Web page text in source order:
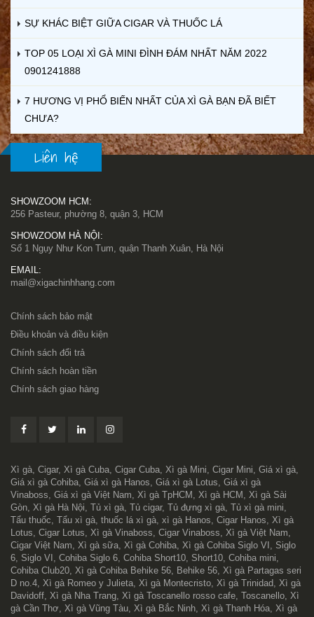
SỰ KHÁC BIỆT GIỮA CIGAR VÀ THUỐC LÁ
TOP 05 LOẠI XÌ GÀ MINI ĐÌNH ĐÁM NHẤT NĂM 2022
0901241888
7 HƯƠNG VỊ PHỔ BIẾN NHẤT CỦA XÌ GÀ BẠN ĐÃ BIẾT
CHƯA?
Liên hệ
SHOWZOOM HCM:
256 Pasteur, phường 8, quận 3, HCM
SHOWZOOM HÀ NỘI:
Số 1 Ngụy Như Kon Tum, quận Thanh Xuân, Hà Nội
EMAIL:
mail@xigachinhhang.com
Chính sách bảo mật
Điều khoản và điều kiện
Chính sách đổi trả
Chính sách hoàn tiền
Chính sách giao hàng
Xì gà, Cigar, Xì gà Cuba, Cigar Cuba, Xì gà Mini, Cigar Mini, Giá xì gà,
Giá xì gà Cohiba, Giá xì gà Hanos, Giá xì gà Lotus, Giá xì gà
Vinaboss, Giá xì gà Việt Nam, Xì gà TpHCM, Xì gà HCM, Xì gà Sài
Gòn, Xì gà Hà Nội, Tủ xì gà, Tủ cigar, Tủ đựng xì gà, Tủ xì gà mini,
Tẩu thuốc, Tẩu xì gà, thuốc lá xì gà, xì gà Hanos, Cigar Hanos, Xì gà
Lotus, Cigar Lotus, Xì gà Vinaboss, Cigar Vinaboss, Xì gà Việt Nam,
Cigar Việt Nam, Xì gà sữa, Xì gà Cohiba, Xì gà Cohiba Siglo VI, Siglo
6, Siglo VI, Cohiba Siglo 6, Cohiba Short10, Short10, Cohiba mini,
Cohiba Club20, Xì gà Cohiba Behike 56, Behike 56, Xì gà Partagas seri
D no.4, Xì gà Romeo y Julieta, Xì gà Montecristo, Xì gà Trinidad, Xì gà
Davidoff, Xì gà Nha Trang, Xì gà Toscanello rosso cafe, Toscanello, Xì
gà Cần Thơ, Xì gà Vũng Tàu, Xì gà Bắc Ninh, Xì gà Thanh Hóa, Xì gà